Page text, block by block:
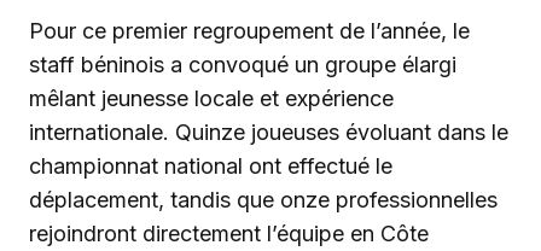
Pour ce premier regroupement de l’année, le
staff béninois a convoqué un groupe élargi
mêlant jeunesse locale et expérience
internationale. Quinze joueuses évoluant dans le
championnat national ont effectué le
déplacement, tandis que onze professionnelles
rejoindront directement l’équipe en Côte